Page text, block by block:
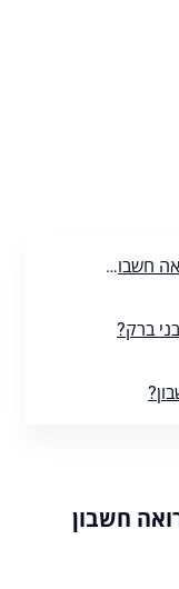
מה כדאי לבדוק לפני שבוחרים רואה חשבון בבני ברק?
ברק?
חשבון